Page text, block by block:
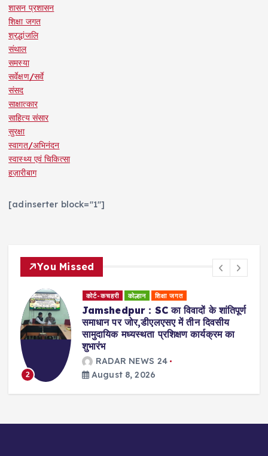
शासन प्रशासन
शिक्षा जगत
श्रद्धांजलि
संथाल
समस्या
सर्वेक्षण/सर्वे
संसद
साक्षात्कार
साहित्य संसार
सुरक्षा
स्वागत/अभिनंदन
स्वास्थ्य एवं चिकित्सा
हज़ारीबाग
[adinserter block="1"]
You Missed
3
धर्म समाज कोल्हान
Jamshedpur : सुल्तानगंज के पावन
गंगाजल से साकची शिव मंदिर में 11 को होगा
बाबा भोलेनाथ का सहस्त्रघट जलाभिषेक
RADAR NEWS 24
August 8, 2026